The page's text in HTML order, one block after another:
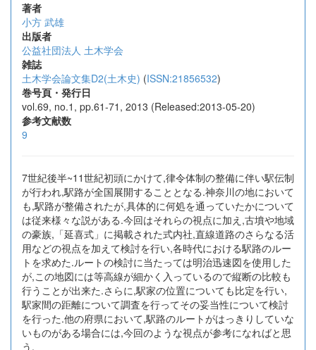
著者
小方 武雄
出版者
公益社団法人 土木学会
雑誌
土木学会論文集D2(土木史) (ISSN:21856532)
巻号頁・発行日
vol.69, no.1, pp.61-71, 2013 (Released:2013-05-20)
参考文献数
9
7世紀後半~11世紀初頭にかけて,律令体制の整備に伴い駅伝制
が行われ,駅路が全国展開することとなる.神奈川の地において
も,駅路が整備されたが,具体的に何処を通っていたかについて
は従来様々な説がある.今回はそれらの視点に加え,古墳や地域
の豪族,「延喜式」に掲載された式内社,直線道路のさらなる活
用などの視点を加えて検討を行い,各時代における駅路のルー
トを求めた.ルートの検討に当たっては明治迅速図を使用した
が,この地図には等高線が細かく入っているので縦断の比較も
行うことが出来た.さらに,駅家の位置についても比定を行い,
駅家間の距離について調査を行ってその妥当性について検討
を行った.他の府県において,駅路のルートがはっきりしていな
いものがある場合には,今回のような視点が参考になればと思
う.